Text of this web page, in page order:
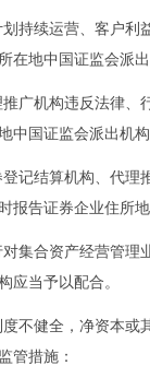
持续运营、客户
在地中国证监会派
广机构违反法律
中国证监会派出机
记结算机构、代
报告证券企业住所
集合资产经营管
应当予以配合。
不健全，净资本
管措施：